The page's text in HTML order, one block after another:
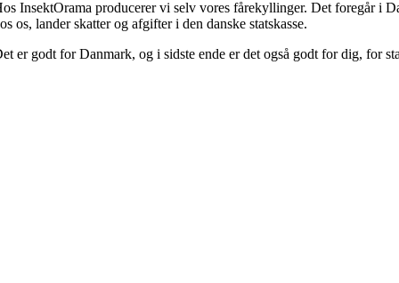
InsektOrama producerer vi selv vores fårekyllinger. Det foregår i
os, lander skatter og afgifter i den danske statskasse.
er godt for Danmark, og i sidste ende er det også godt for dig, for